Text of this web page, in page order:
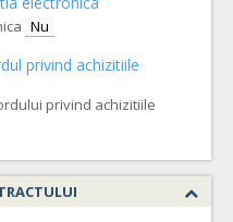
Nu
privind achizitiile
privind achizitiile